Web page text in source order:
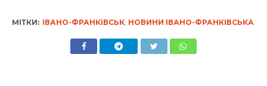
МІТКИ: ІВАНО-ФРАНКІВСЬК, НОВИНИ ІВАНО-ФРАНКІВСЬКА